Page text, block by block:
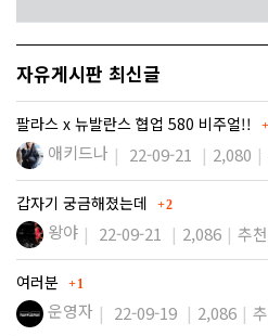
자유게시판 최신글
팔라스 x 뉴발란스 협업 580 비주얼!!
애키드나 22-09-21 2,080
갑자기 궁금해졌는데 댓글
2
왕야 22-09-21 2,086 추
여러분 댓글
1
운영자 22-09-19 2,086